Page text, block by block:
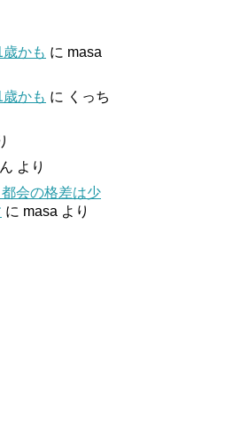
かも に masa
かも に くっち
より
会の格差は少
に masa より